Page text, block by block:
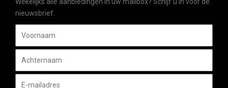
nieuwsbrief.